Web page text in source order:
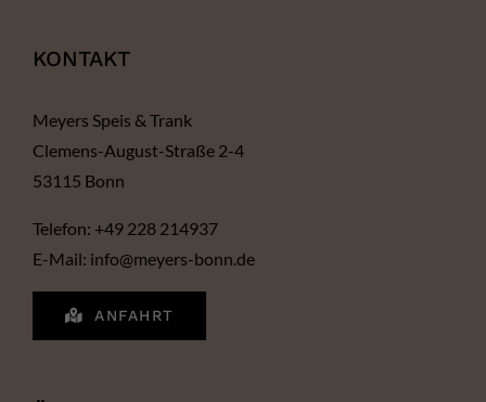
KONTAKT
Meyers Speis & Trank
Clemens-August-Straße 2-4
53115 Bonn
Telefon: +49 228 214937
E-Mail: info@meyers-bonn.de
ANFAHRT